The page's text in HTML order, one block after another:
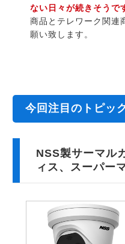
ない日々が続きそうで
商品とテレワーク関連
願い致します。
今回注目のトピッ
NSS製サーマル
ィス、スーパー